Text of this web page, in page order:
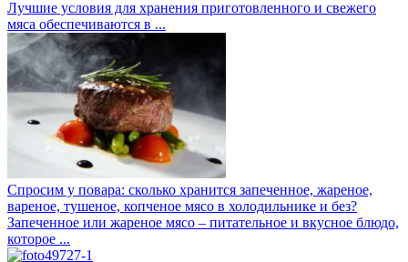
Лучшие условия для хранения приготовленного и свежего
мяса обеспечиваются в ...
Спросим у повара: сколько хранится запеченное, жареное,
вареное, тушеное, копченое мясо в холодильнике и без?
Запеченное или жареное мясо – питательное и вкусное блюдо,
которое ...